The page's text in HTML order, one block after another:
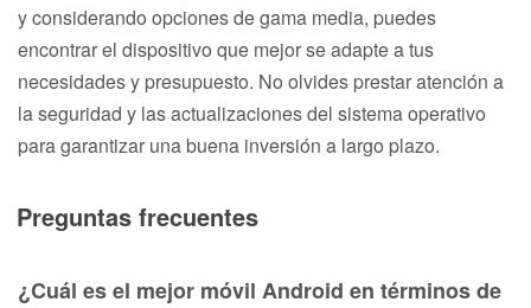
y considerando opciones de gama media, puedes
encontrar el dispositivo que mejor se adapte a tus
necesidades y presupuesto. No olvides prestar atención a
la seguridad y las actualizaciones del sistema operativo
para garantizar una buena inversión a largo plazo.
Preguntas frecuentes
¿Cuál es el mejor móvil Android en términos de